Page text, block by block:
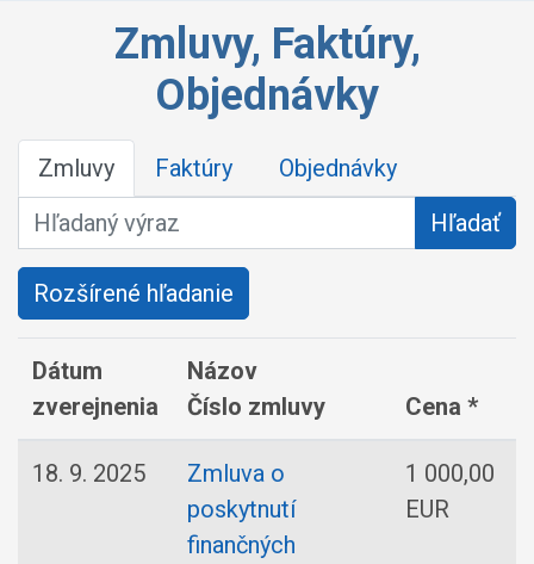
Zmluvy, Faktúry,
Objednávky
Zmluvy Faktúry
Objednávky
Hľadaný výraz
Hľadať
Rozšírené hľadanie
Dátum
zverejnenia
Názov
Číslo zmluvy
Cena *
18. 9. 2025
Zmluva o
poskytnutí
finančných
1 000,00
EUR